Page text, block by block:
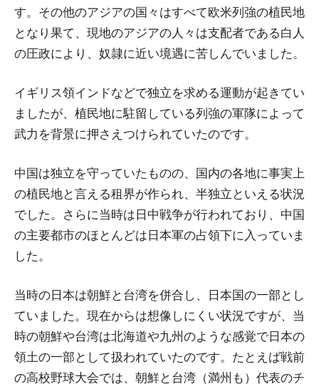
す。その他のアジアの国々はすべて欧米列強の植民地
となり果て、現地のアジアの人々は支配者である白人
の圧政により、奴隷に近い境遇に苦しんでいました。
イギリス領インドなどで独立を求める運動が起きてい
ましたが、植民地に駐留している列強の軍隊によって
武力を背景に押さえつけられていたのです。
中国は独立を守っていたものの、国内の各地に事実上
の植民地と言える租界が作られ、半独立といえる状況
でした。さらに当時は日中戦争が行われており、中国
の主要都市のほとんどは日本軍の占領下に入っていま
した。
当時の日本は朝鮮と台湾を併合し、日本国の一部とし
ていました。現在からは想像しにくい状況ですが、当
時の朝鮮や台湾は北海道や九州のような感覚で日本の
領土の一部として扱われていたのです。たとえば戦前
の高校野球大会では、朝鮮と台湾（満州も）代表のチ